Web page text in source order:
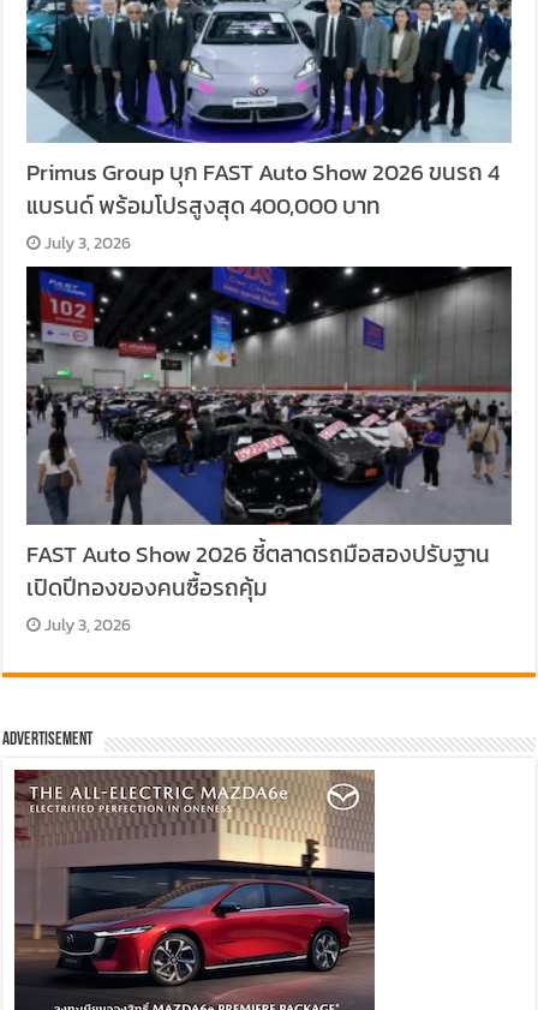
Primus Group บุก FAST Auto Show 2026 ขนรถ 4
แบรนด์ พร้อมโปรสูงสุด 400,000 บาท
July 3, 2026
FAST Auto Show 2026 ชี้ตลาดรถมือสองปรับฐาน
เปิดปีทองของคนซื้อรถคุ้ม
July 3, 2026
Advertisement